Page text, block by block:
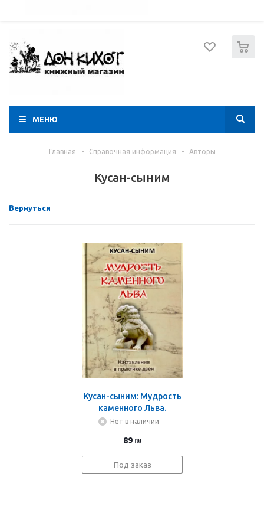
МЕНЮ
Главная - Справочная информация - Авторы
Кусан-сыним
Вернуться
Кусан-сыним: Мудрость
каменного Льва.
Наставления в практике
Нет в наличии
89 ₪
Под заказ